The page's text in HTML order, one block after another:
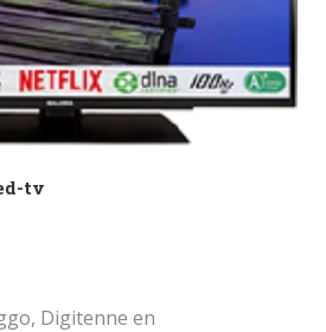
tv
Digitenne en